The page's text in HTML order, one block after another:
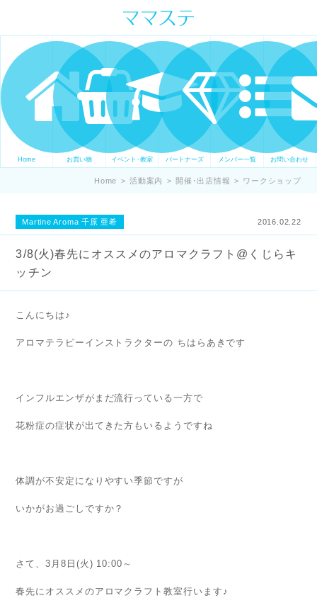
ママの才能発信します。 手づくり
表現ステージ ママステ スキル・セ
ンスを表現したいママが集まって
ます。
Home お買い物 イベント･教室 パートナーズ メンバー一覧 お問い合わせ
Home > 活動案内 > 開催･出店情報 > ワークショップ
Martine Aroma 千原 亜希 2016.02.22
3/8(火)春先にオススメのアロマクラフト@くじらキ
ッチン
こんにちは♪
アロマテラピーインストラクターの ちはらあきです
インフルエンザがまだ流行っている一方で
花粉症の症状が出てきた方もいるようですね
体調が不安定になりやすい季節ですが
いかがお過ごしですか？
さて、3月8日(火) 10:00～
春先にオススメのアロマクラフト教室行います♪